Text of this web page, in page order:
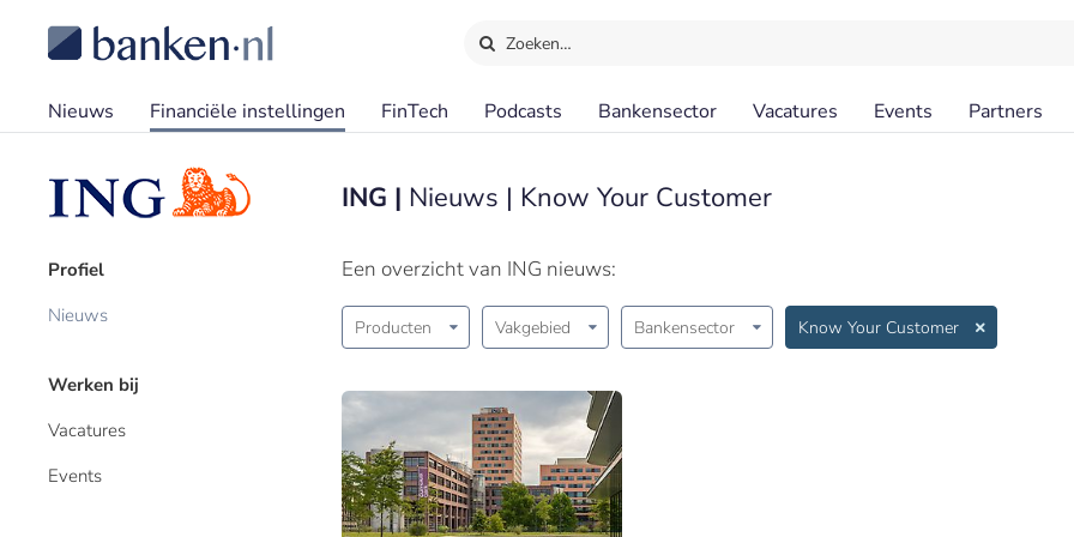
Zoeken…
Nieuws Financiële instellingen FinTech Podcasts Bankensector Vacatures Events Partners
Profiel
Nieuws
Werken bij
Vacatures
Events
ING | Nieuws | Know Your Customer
Een overzicht van ING nieuws:
Producten Vakgebied Bankensector Know Your Customer